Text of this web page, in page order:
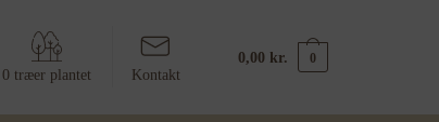
0 træer plantet Kontakt
0,00 kr. 0